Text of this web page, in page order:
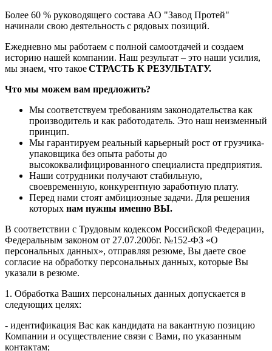
Более 60 % руководящего состава АО "Завод Протей"
начинали свою деятельность с рядовых позиций.
Ежедневно мы работаем с полной самоотдачей и создаем
историю нашей компании. Наш результат – это наши усилия,
мы знаем, что такоеСТРАСТЬ К РЕЗУЛЬТАТУ.
Что мы можем вам предложить?
Мы соответствуем требованиям законодательства как
производитель и как работодатель. Это наш неизменный
принцип.
Мы гарантируем реальный карьерный рост от грузчика-
упаковщика без опыта работы до
высококвалифицированного специалиста предприятия.
Наши сотрудники получают стабильную,
своевременную, конкурентную заработную плату.
Перед нами стоят амбициозные задачи. Для решения
которых нам нужны именно ВЫ.
В соответствии с Трудовым кодексом Российской Федерации,
Федеральным законом от 27.07.2006г. №152-ФЗ «О
персональных данных», отправляя резюме, Вы даете свое
согласие на обработку персональных данных, которые Вы
указали в резюме.
1. Обработка Ваших персональных данных допускается в
следующих целях:
- идентификация Вас как кандидата на вакантную позицию
Компании и осуществление связи с Вами, по указанным
контактам;